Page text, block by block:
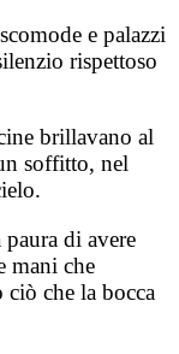
e palazzi
rispettoso
brillavano al
soffitto, nel
di avere
mani che
che la bocca